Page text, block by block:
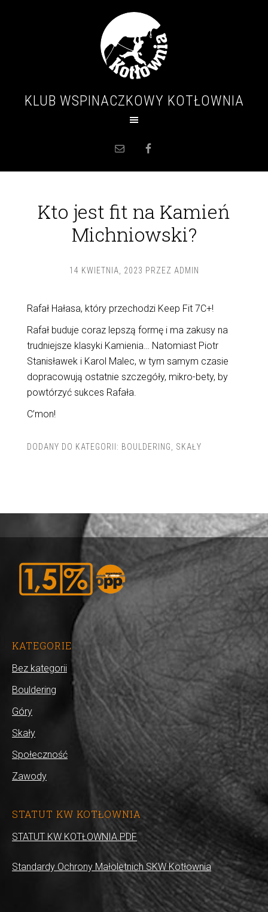
KLUB WSPINACZKOWY KOTŁOWNIA
Kto jest fit na Kamień
Michniowski?
14 KWIETNIA, 2023 PRZEZ ADMIN
Rafał Hałasa, który przechodzi Keep Fit 7C+!
Rafał buduje coraz lepszą formę i ma zakusy na
trudniejsze klasyki Kamienia… Natomiast Piotr
Stanisławek i Karol Malec, w tym samym czasie
dopracowują ostatnie szczegóły, mikro-bety, by
powtórzyć sukces Rafała.
C’mon!
DODANY DO KATEGORII: BOULDERING SKAŁY
KATEGORIE
Bez kategorii
Bouldering
Góry
Skały
Społeczność
Zawody
STATUT KW KOTŁOWNIA
STATUT KW KOTŁOWNIA.PDF
Standardy Ochrony Małoletnich SKW Kotłownia